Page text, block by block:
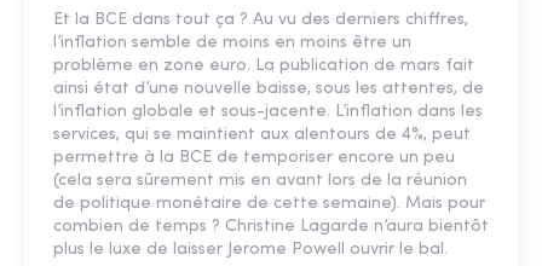
Et la BCE dans tout ça ? Au vu des derniers chiffres,
l’inflation semble de moins en moins être un
problème en zone euro. La publication de mars fait
ainsi état d’une nouvelle baisse, sous les attentes, de
l’inflation globale et sous-jacente. L’inflation dans les
services, qui se maintient aux alentours de 4%, peut
permettre à la BCE de temporiser encore un peu
(cela sera sûrement mis en avant lors de la réunion
de politique monétaire de cette semaine). Mais pour
combien de temps ? Christine Lagarde n’aura bientôt
plus le luxe de laisser Jerome Powell ouvrir le bal.